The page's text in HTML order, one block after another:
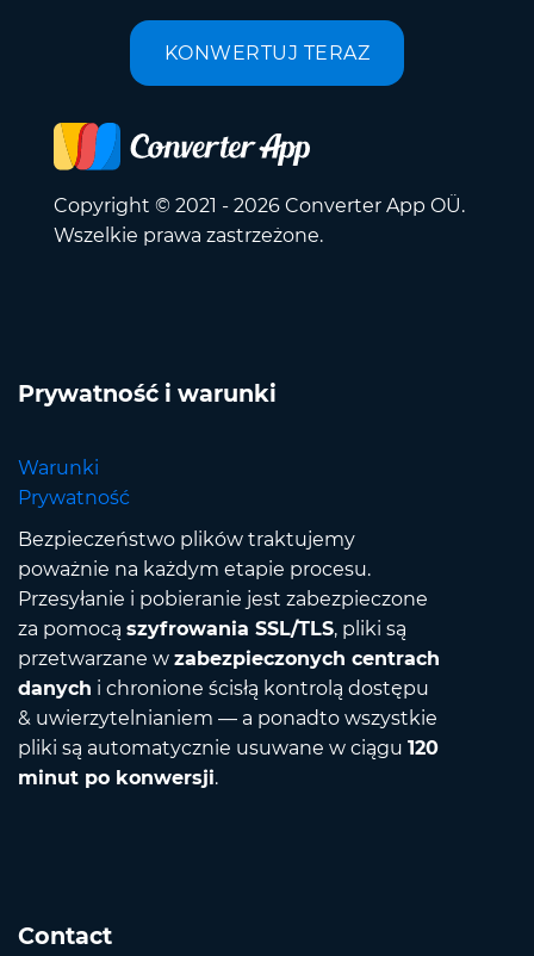
KONWERTUJ TERAZ
Copyright © 2021 - 2026 Converter App OÜ.
Wszelkie prawa zastrzeżone.
Prywatność i warunki
Warunki
Prywatność
Bezpieczeństwo plików traktujemy
poważnie na każdym etapie procesu.
Przesyłanie i pobieranie jest zabezpieczone
za pomocą szyfrowania SSL/TLS, pliki są
przetwarzane w zabezpieczonych centrach
danych i chronione ścisłą kontrolą dostępu
& uwierzytelnianiem — a ponadto wszystkie
pliki są automatycznie usuwane w ciągu 120
minut po konwersji.
Contact